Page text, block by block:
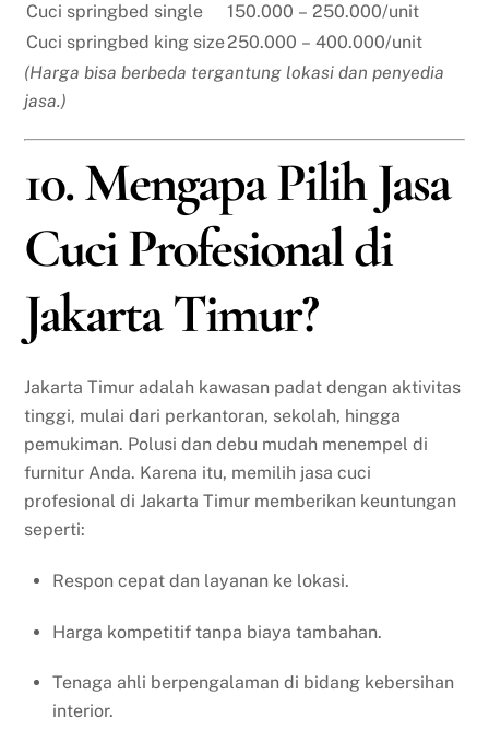
Cuci springbed single
150.000 – 250.000/unit
Cuci springbed king size250.000 – 400.000/unit
(Harga bisa berbeda tergantung lokasi dan penyedia
jasa.)
10. Mengapa Pilih Jasa
Cuci Profesional di
Jakarta Timur?
Jakarta Timur adalah kawasan padat dengan aktivitas
tinggi, mulai dari perkantoran, sekolah, hingga
pemukiman. Polusi dan debu mudah menempel di
furnitur Anda. Karena itu, memilih jasa cuci
profesional di Jakarta Timur memberikan keuntungan
seperti:
Respon cepat dan layanan ke lokasi.
Harga kompetitif tanpa biaya tambahan.
Tenaga ahli berpengalaman di bidang kebersihan
interior.